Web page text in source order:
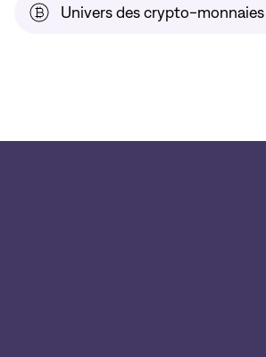
Univers des crypto-monnaies